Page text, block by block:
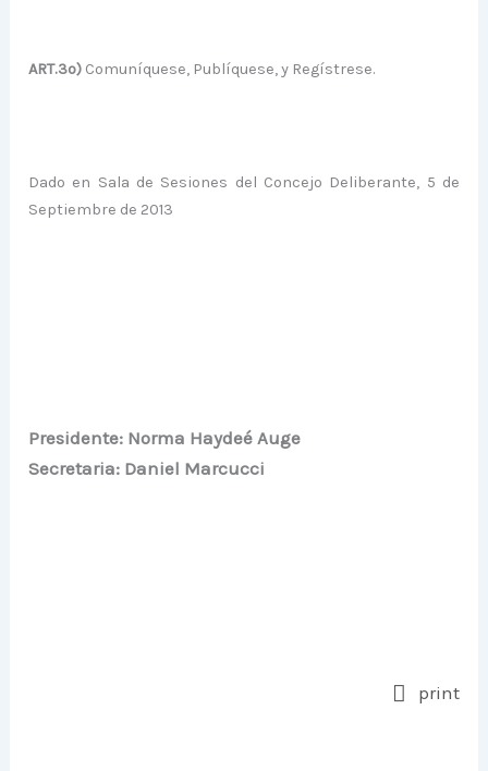
ART.3º) Comuníquese, Publíquese, y Regístrese.
Dado en Sala de Sesiones del Concejo Deliberante, 5 de
Septiembre de 2013
Presidente: Norma Haydeé Auge
Secretaria: Daniel Marcucci
print